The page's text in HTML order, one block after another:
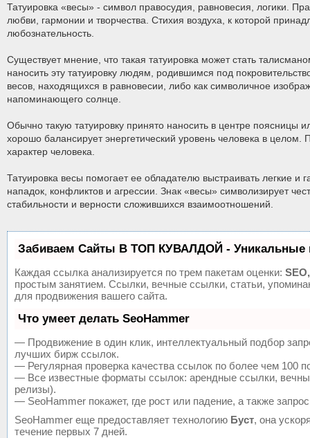
Татуировка «весы» - символ правосудия, равновесия, логики.
любви, гармонии и творчества. Стихия воздуха, к которой
любознательность.
Существует мнение, что такая татуировка может стать
наносить эту татуировку людям, родившимся под
весов, находящихся в равновесии, либо как символичное
напоминающего солнце.
Обычно такую татуировку принято наносить в центре поясницы
хорошо балансирует энергетический уровень человека в
характер человека.
Татуировка весы помогает ее обладателю выстраивать легкие
нападок, конфликтов и агрессии. Знак «весы» символизирует
стабильности и верности сложившихся взаимоотношений.
Забиваем Сайты В ТОП КУВАЛДОЙ - Уникальные
Каждая ссылка анализируется по трем пакетам оценки:
простым занятием. Ссылки, вечные ссылки, статьи,
для продвижения вашего сайта.
Что умеет делать SeoHammer
— Продвижение в один клик, интеллектуальный подбор
лучших бирж ссылок.
— Регулярная проверка качества ссылок по более чем 100
— Все известные форматы ссылок: арендные ссылки,
релизы).
— SeoHammer покажет, где рост или падение, а также
SeoHammer еще предоставляет технологию Буст, она
течение первых 7 дней.